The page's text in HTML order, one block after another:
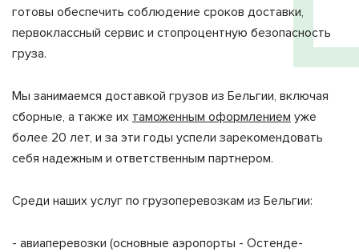
готовы обеспечить соблюдение сроков доставки,
первоклассный сервис и стопроцентную безопасность
груза.
Мы занимаемся доставкой грузов из Бельгии, включая
сборные, а также их таможенным оформлением уже
более 20 лет, и за эти годы успели зарекомендовать
себя надежным и ответственным партнером.
Среди наших услуг по грузоперевозкам из Бельгии:
- авиаперевозки (основные аэропорты - Остенде-